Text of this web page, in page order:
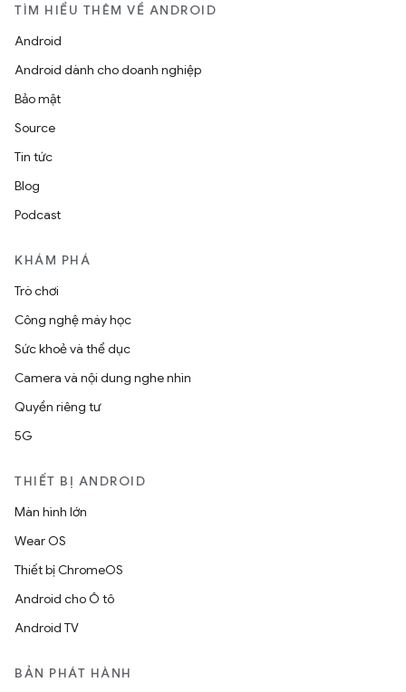
TÌM HIỂU THÊM VỀ ANDROID
Android
Android dành cho doanh nghiệp
Bảo mật
Source
Tin tức
Blog
Podcast
KHÁM PHÁ
Trò chơi
Công nghệ máy học
Sức khoẻ và thể dục
Camera và nội dung nghe nhìn
Quyền riêng tư
5G
THIẾT BỊ ANDROID
Màn hình lớn
Wear OS
Thiết bị ChromeOS
Android cho Ô tô
Android TV
BẢN PHÁT HÀNH